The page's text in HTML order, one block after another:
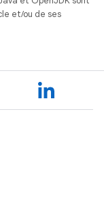
et/ou de ses